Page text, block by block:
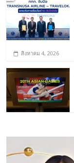
สิงหาคม 4, 2026